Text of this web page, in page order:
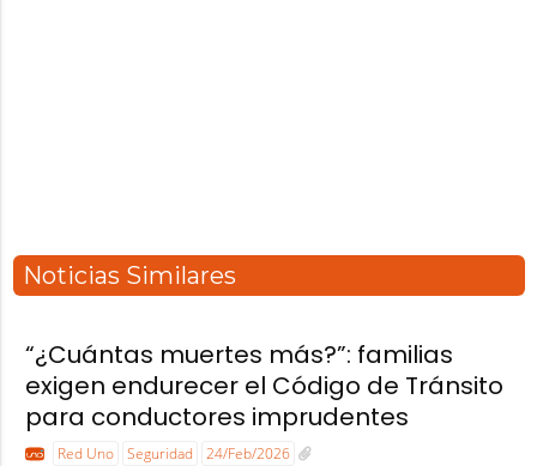
Noticias Similares
“¿Cuántas muertes más?”: familias
exigen endurecer el Código de Tránsito
para conductores imprudentes
Red Uno Seguridad 24/Feb/2026